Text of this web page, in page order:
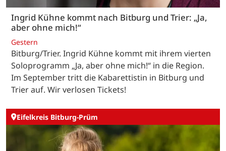
Ingrid Kühne kommt nach Bitburg und Trier: „Ja,
aber ohne mich!“
Gestern
Bitburg/Trier. Ingrid Kühne kommt mit ihrem vierten
Soloprogramm „Ja, aber ohne mich!“ in die Region.
Im September tritt die Kabarettistin in Bitburg und
Trier auf. Wir verlosen Tickets!
Eifelkreis Bitburg-Prüm